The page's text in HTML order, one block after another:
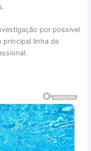
por possível
principal linha de